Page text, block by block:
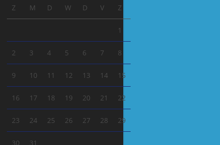
Z
M D W D V Z
1
2 3 4 5 6 7 8
9 10 11 12 13 14 15
16 17 18 19 20 21 22
23 24 25 26 27 28 29
30 31